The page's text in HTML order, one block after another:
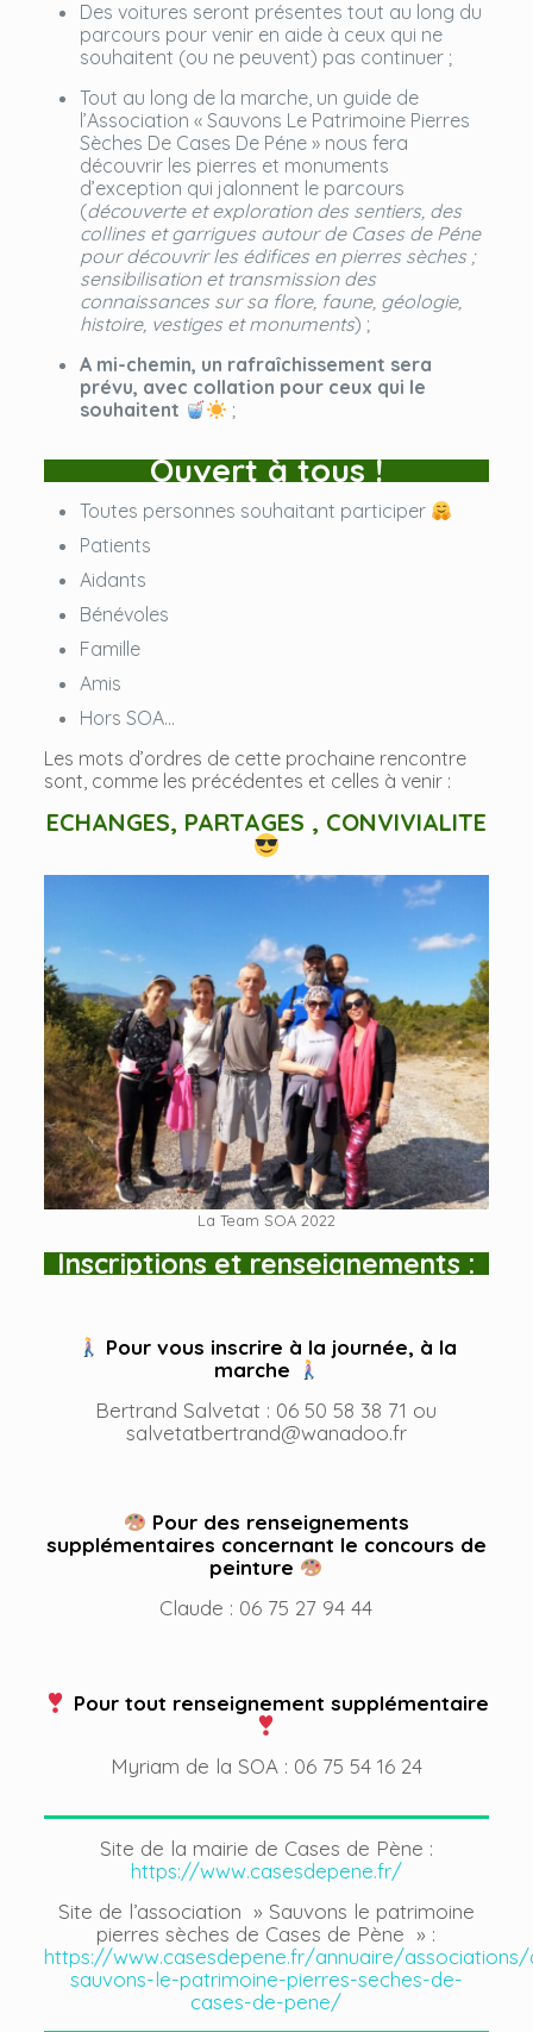
Des voitures seront présentes tout au long du
parcours pour venir en aide à ceux qui ne
souhaitent (ou ne peuvent) pas continuer ;
Tout au long de la marche, un guide de
l’Association « Sauvons Le Patrimoine Pierres
Sèches De Cases De Péne » nous fera
découvrir les pierres et monuments
d’exception qui jalonnent le parcours
(découverte et exploration des sentiers, des
collines et garrigues autour de Cases de Péne
pour découvrir les édifices en pierres sèches ;
sensibilisation et transmission des
connaissances sur sa flore, faune, géologie,
histoire, vestiges et monuments) ;
A mi-chemin, un rafraîchissement sera
prévu, avec collation pour ceux qui le
souhaitent
;
Ouvert à tous !
Toutes personnes souhaitant participer
Patients
Aidants
Bénévoles
Famille
Amis
Hors SOA…
Les mots d’ordres de cette prochaine rencontre
sont, comme les précédentes et celles à venir :
ECHANGES, PARTAGES , CONVIVIALITE
La Team SOA 2022
Inscriptions et renseignements :
Pour vous inscrire à la journée, à la
marche
Bertrand Salvetat : 06 50 58 38 71 ou
salvetatbertrand@wanadoo.fr
Pour des renseignements
supplémentaires concernant le concours de
peinture
Claude : 06 75 27 94 44
Pour tout renseignement supplémentaire
Myriam de la SOA : 06 75 54 16 24
Site de la mairie de Cases de Pène :
https://www.casesdepene.fr/
Site de l’association » Sauvons le patrimoine
pierres sèches de Cases de Pène » :
https://www.casesdepene.fr/annuaire/
sauvons-le-patrimoine-pierres-seches-de-
cases-de-pene/